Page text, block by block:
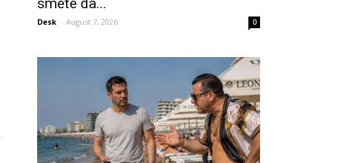
smete da...
Desk - August 7, 2026 0